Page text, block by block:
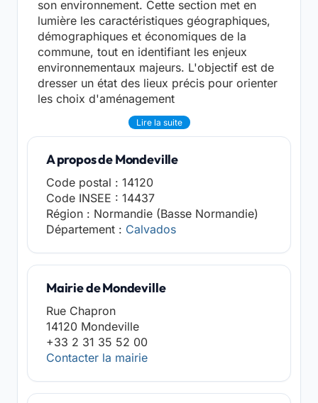
son environnement. Cette section met en
lumière les caractéristiques géographiques,
démographiques et économiques de la
commune, tout en identifiant les enjeux
environnementaux majeurs. L'objectif est de
dresser un état des lieux précis pour orienter
les choix d'aménagement
Lire la suite
A propos de Mondeville
Code postal : 14120
Code INSEE : 14437
Région : Normandie (Basse Normandie)
Département : Calvados
Mairie de Mondeville
Rue Chapron
14120 Mondeville
+33 2 31 35 52 00
Contacter la mairie